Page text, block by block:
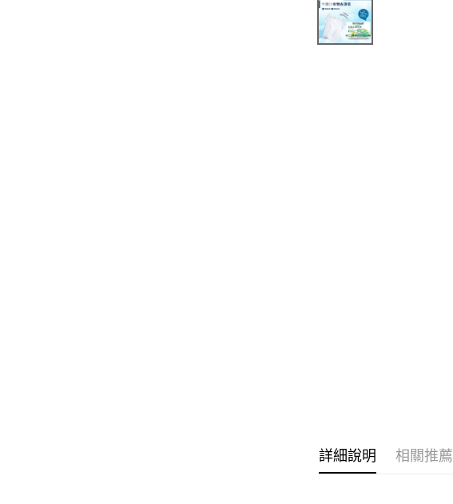
詳細說明 相關推薦